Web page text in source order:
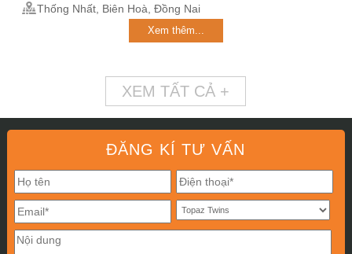
Thống Nhất, Biên Hoà, Đồng Nai
Xem thêm...
XEM TẤT CẢ +
ĐĂNG KÍ TƯ VẤN